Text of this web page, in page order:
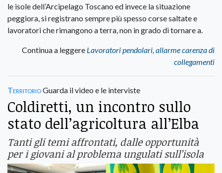
le isole dell’Arcipelago Toscano ed invece la situazione
peggiora, si registrano sempre più spesso corse saltate e
lavoratori che rimangono a terra, non in grado di tornare a.
Continua a leggere Lavoratori pendolari, allarme carenza di
collegamenti
TerritorioGuarda il video e le interviste
Coldiretti, un incontro sullo
stato dell’agricoltura all’Elba
Tanti gli temi affrontati, dalle opportunità
per i giovani al problema ungulati sull’isola